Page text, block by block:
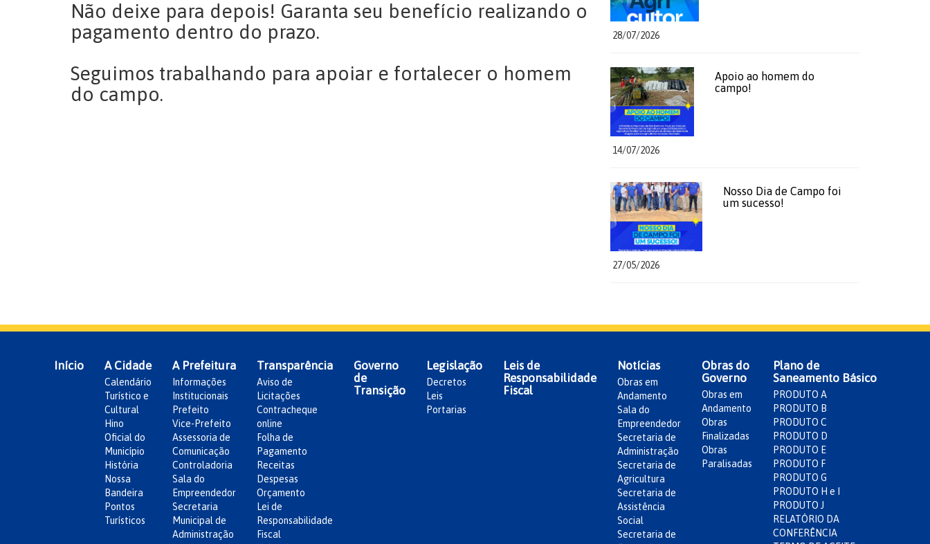
Não deixe para depois! Garanta seu benefício realizando o
pagamento dentro do prazo.
Seguimos trabalhando para apoiar e fortalecer o homem
do campo.
28/07/2026
Apoio ao homem do
campo!
14/07/2026
Nosso Dia de Campo foi
um sucesso!
27/05/2026
Início A Cidade
Calendário
Turístico e
Cultural
Hino
Oficial do
Município
História
Nossa
Bandeira
Pontos
Turísticos
A Prefeitura
Informações
Institucionais
Prefeito
Vice-Prefeito
Assessoria de
Comunicação
Controladoria
Sala do
Empreendedor
Secretaria
Municipal de
Administração
Transparência
Aviso de
Licitações
Contracheque
online
Folha de
Pagamento
Receitas
Despesas
Orçamento
Lei de
Responsabilidade
Fiscal
Governo
de
Transição
Legislação
Decretos
Leis
Portarias
Leis de
Responsabilidade
Fiscal
Notícias
Obras em
Andamento
Sala do
Empreendedor
Secretaria de
Administração
Secretaria de
Agricultura
Secretaria de
Assistência
Social
Secretaria de
Obras do
Governo
Obras em
Andamento
Obras
Finalizadas
Obras
Paralisadas
Plano de
Saneamento Básico
PRODUTO A
PRODUTO B
PRODUTO C
PRODUTO D
PRODUTO E
PRODUTO F
PRODUTO G
PRODUTO H e I
PRODUTO J
RELATÓRIO DA
CONFERÊNCIA